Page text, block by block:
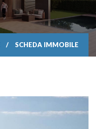
SCHEDA IMMOBILE